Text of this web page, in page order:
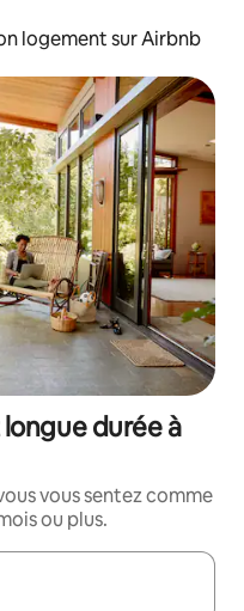
logement sur Airbnb
durée à
vous sentez comme
ou plus.
les flèches vers le